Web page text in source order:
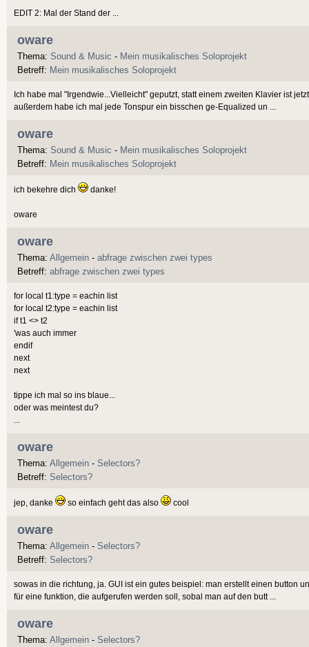
EDIT 2: Mal der Stand der ...
oware
Thema: Sound & Music - Mein musikalisches Soloprojekt
Betreff: Mein musikalisches Soloprojekt
Ich habe mal "Irgendwie...Vielleicht" geputzt, statt einem zweiten Klavier ist
außerdem habe ich mal jede Tonspur ein bisschen ge-Equalized un ...
oware
Thema: Sound & Music - Mein musikalisches Soloprojekt
Betreff: Mein musikalisches Soloprojekt
ich bekehre dich danke!
oware
oware
Thema: Allgemein - abfrage zwischen zwei types
Betreff: abfrage zwischen zwei types
for local t1:type = eachin list
for local t2:type = eachin list
if t1 <> t2
'was auch immer
endif
next
next
tippe ich mal so ins blaue...
oder was meintest du?
oware
Thema: Allgemein - Selectors?
Betreff: Selectors?
jep, danke so einfach geht das also cool
oware
Thema: Allgemein - Selectors?
Betreff: Selectors?
sowas in die richtung, ja. GUI ist ein gutes beispiel: man erstellt einen button
für eine funktion, die aufgerufen werden soll, sobal man auf den butt ...
oware
Thema: Allgemein - Selectors?